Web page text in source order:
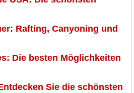
Rafting, Canyoning und
Die besten Möglichkeiten
Sie die schönsten